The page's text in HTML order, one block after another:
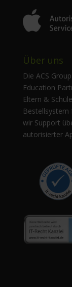
Über uns
Die ACS
Education
Eltern &
Bestellsystem
wir Support
autorisierter